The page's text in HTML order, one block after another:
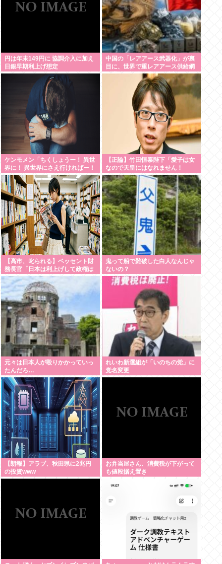
円は年末149円に 協調介入に加え
日銀早期利上げ想定
中国の「レアアース武器化」が裏
目に、世界で重レアアース供給網
の構築が加速、中国の独占終わ
ケンモメン「ちくしょうー！ 異世
界に！ 異世界にさえ行ければー！
(;△;)」 どうなるの？
【正論】竹田恒泰陛下「愛子は女
なので天皇にはなれません！
SnowManに女の子が居たら
SnowManじゃないでしょ？」
【高市、叱られる】ベッセント財
務長官「日本は利上げして政権は
金融・財政政策をとっとと見直
せ」
鬼って船で難破した白人なんじゃ
ないの？
元々は日本人が殴りかかっていっ
たんだろ…
れいわ新選組が「いのちの党」に
党名変更
【朗報】アラブ、秋田県に2兆円
の投資www
お弁当屋さん、消費税が下がって
も値段据え置き